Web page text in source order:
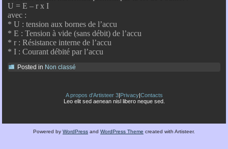
U = E – r x I
avec :
* U : tension aux bornes de l’accu
* E : Tension à vide (sans débit) de l’accu
* r : Résistance interne de l’accu
* I : Courant débité par l’accu
Posted in Non classé
A propos d'Artisteer 3|Privacy|Contacts
Leo elit sed aenean nisl libero neque sed.
Powered by WordPress and WordPress Theme created with Artisteer.